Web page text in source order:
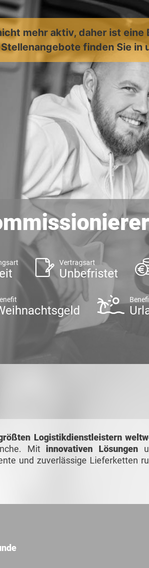
mehr aktiv, daher ist
finden Sie in
Vertragsart
Unbefristet
Logistikdienstleistern
Mitinnovativen Lösungen
und zuverlässige Lieferketten